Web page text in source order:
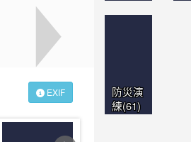
EXIF
防災演
練(61)